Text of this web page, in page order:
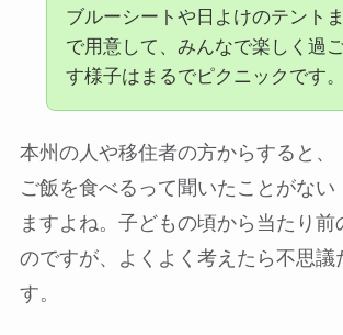
ブルーシートや日よけのテントま
で用意して、みんなで楽しく過
す様子はまるでピクニックです。
本州の人や移住者の方からすると、
ご飯を食べるって聞いたことがない
ますよね。子どもの頃から当たり前
のですが、よくよく考えたら不思議
す。